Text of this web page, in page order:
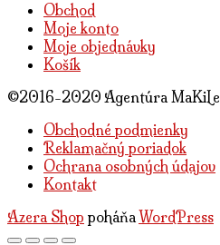
Obchod
Moje konto
Moje objednávky
Košík
©2016-2020 Agentúra MaKiLe
Druhé
menu
Obchodné podmienky
Reklamačný poriadok
Ochrana osobných údajov
Kontakt
Azera Shop poháňa WordPress